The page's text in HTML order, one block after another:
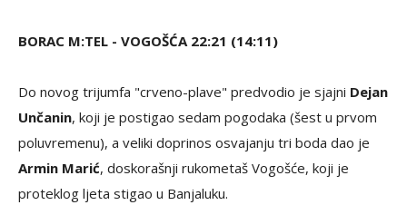
BORAC M:TEL - VOGOŠĆA 22:21 (14:11)
Do novog trijumfa "crveno-plave" predvodio je sjajni Dejan
Unčanin, koji je postigao sedam pogodaka (šest u prvom
poluvremenu), a veliki doprinos osvajanju tri boda dao je
Armin Marić, doskorašnji rukometaš Vogošće, koji je
proteklog ljeta stigao u Banjaluku.